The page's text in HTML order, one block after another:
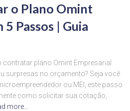
o Plano Omint
Passos | Guia
plano Omint Empresarial
surpresas no orçamento? Seja você
ou MEI, este passo
como solicitar sua cotação,
more…